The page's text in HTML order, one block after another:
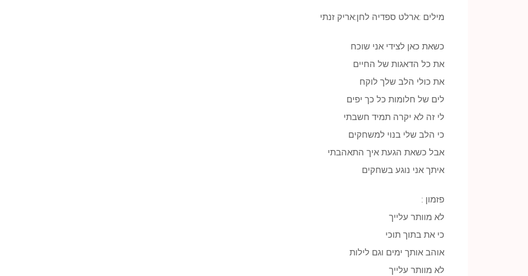
מילים :ארלט ספדיה לחן:אריק זנתי
כשאת כאן לצידי אני שוכח
את כל הדאגות של החיים
את כולי הלב שלך לוקח
לים של חלומות כל כך יפים
לי זה לא יקרה תמיד חשבתי
כי הלב שלי בנוי למשחקים
אבל כשאת הגעת איך התאהבתי
איתך אני נוגע בשחקים
פזמון :
לא מוותר עלייך
כי את בתוך תוכי
אוהב אותך ימים וגם לילות
לא מוותר עלייך